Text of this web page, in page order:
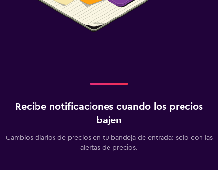
Recibe notificaciones cuando los precios
bajen
Cambios diarios de precios en tu bandeja de entrada: solo con las
alertas de precios.